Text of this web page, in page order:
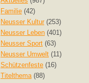
Familie (42)
Neusser Kultur (253)
Neusser Leben (401)
Neusser Sport (63)
Neusser Umwelt (11)
Schützenfeste (16)
Titelthema(88)